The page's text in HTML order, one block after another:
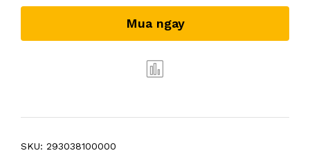
Mua ngay
SKU: 293038100000